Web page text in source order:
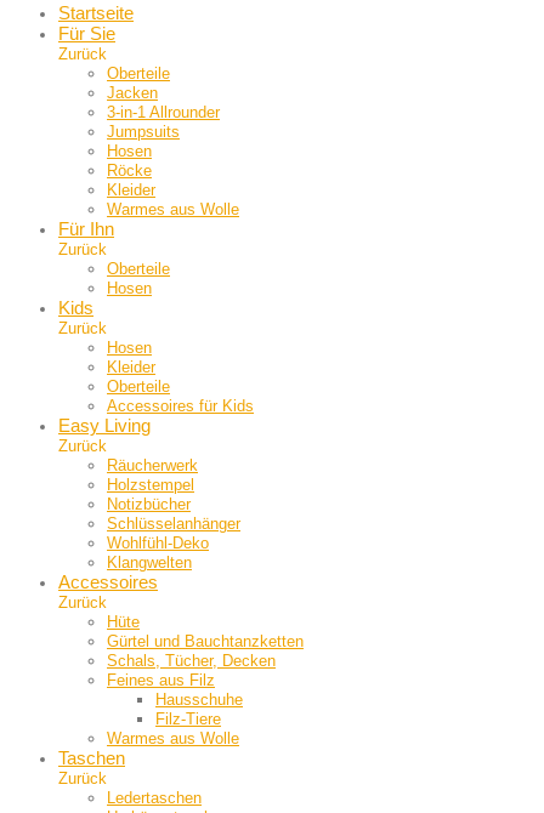
Startseite
Für Sie
Zurück
Oberteile
Jacken
3-in-1 Allrounder
Jumpsuits
Hosen
Röcke
Kleider
Warmes aus Wolle
Für Ihn
Zurück
Oberteile
Hosen
Kids
Zurück
Hosen
Kleider
Oberteile
Accessoires für Kids
Easy Living
Zurück
Räucherwerk
Holzstempel
Notizbücher
Schlüsselanhänger
Wohlfühl-Deko
Klangwelten
Accessoires
Zurück
Hüte
Gürtel und Bauch­tanzketten
Schals, Tücher, Decken
Feines aus Filz
Hausschuhe
Filz-Tiere
Warmes aus Wolle
Taschen
Zurück
Ledertaschen